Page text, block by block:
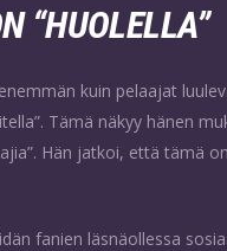
“HUOLELLA”
kuin pelaajat
Tämä näkyy hänen
Hän jatkoi, että tämä
fanien läsnäollessa